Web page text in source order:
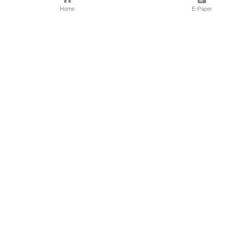
Home E-Paper